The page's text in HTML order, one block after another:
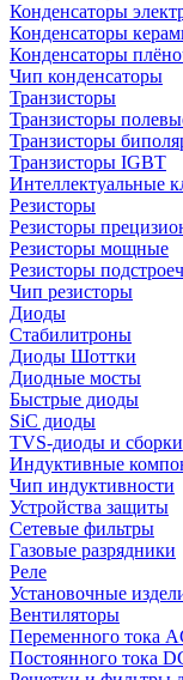
Конденсаторы
Конденсаторы
Конденсаторы
Чип конденсаторы
Транзисторы
Транзисторы
Транзисторы
Транзисторы IGBT
Интеллектуальные
Резисторы
Резисторы
Резисторы мощные
Резисторы
Чип резисторы
Диоды
Стабилитроны
Диоды Шоттки
Диодные мосты
Быстрые диоды
SiC диоды
TVS-диоды и сборки
Индуктивные
Чип индуктивности
Устройства защиты
Сетевые фильтры
Газовые разрядники
Реле
Установочные
Вентиляторы
Переменного тока
Постоянного тока